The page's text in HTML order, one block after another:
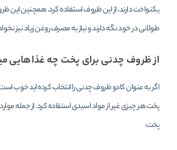
یکنواخت دارند، از این ظروف استفاده کرد. همچنین این
طولانی در خود نگه دارند و نیاز به مصرف روغن زیاد نیز
از ظروف چدنی برای پخت چه غذاهایی
اگر به عنوان کادو ظروف چدنی را انتخاب کرده اید خوب است
پخت هر چیزی غیر از مواد اسیدی استفاده کرد. از جمله
پخت: